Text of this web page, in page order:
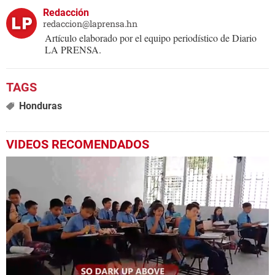
Redacción
redaccion@laprensa.hn
Artículo elaborado por el equipo periodístico de Diario
LA PRENSA.
Honduras
VIDEOS RECOMENDADOS